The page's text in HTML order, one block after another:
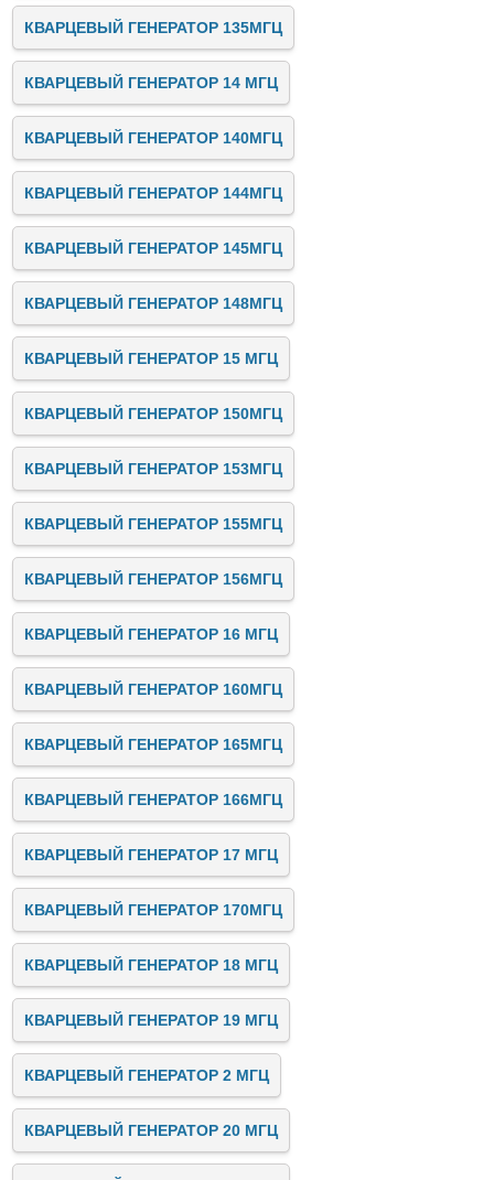
КВАРЦЕВЫЙ ГЕНЕРАТОР 135МГЦ
КВАРЦЕВЫЙ ГЕНЕРАТОР 14 МГЦ
КВАРЦЕВЫЙ ГЕНЕРАТОР 140МГЦ
КВАРЦЕВЫЙ ГЕНЕРАТОР 144МГЦ
КВАРЦЕВЫЙ ГЕНЕРАТОР 145МГЦ
КВАРЦЕВЫЙ ГЕНЕРАТОР 148МГЦ
КВАРЦЕВЫЙ ГЕНЕРАТОР 15 МГЦ
КВАРЦЕВЫЙ ГЕНЕРАТОР 150МГЦ
КВАРЦЕВЫЙ ГЕНЕРАТОР 153МГЦ
КВАРЦЕВЫЙ ГЕНЕРАТОР 155МГЦ
КВАРЦЕВЫЙ ГЕНЕРАТОР 156МГЦ
КВАРЦЕВЫЙ ГЕНЕРАТОР 16 МГЦ
КВАРЦЕВЫЙ ГЕНЕРАТОР 160МГЦ
КВАРЦЕВЫЙ ГЕНЕРАТОР 165МГЦ
КВАРЦЕВЫЙ ГЕНЕРАТОР 166МГЦ
КВАРЦЕВЫЙ ГЕНЕРАТОР 17 МГЦ
КВАРЦЕВЫЙ ГЕНЕРАТОР 170МГЦ
КВАРЦЕВЫЙ ГЕНЕРАТОР 18 МГЦ
КВАРЦЕВЫЙ ГЕНЕРАТОР 19 МГЦ
КВАРЦЕВЫЙ ГЕНЕРАТОР 2 МГЦ
КВАРЦЕВЫЙ ГЕНЕРАТОР 20 МГЦ